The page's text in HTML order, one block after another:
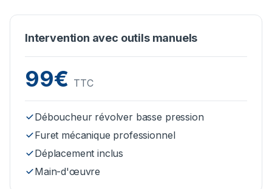
Intervention avec outils manuels
99€ TTC
Déboucheur révolver basse pression
Furet mécanique professionnel
Déplacement inclus
Main-d'œuvre